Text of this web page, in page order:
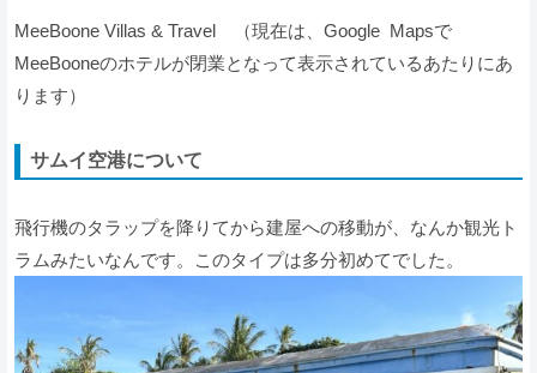
MeeBoone Villas & Travel （現在は、Google Mapsで
MeeBooneのホテルが閉業となって表示されているあたりにあ
ります）
サムイ空港について
飛行機のタラップを降りてから建屋への移動が、なんか観光ト
ラムみたいなんです。このタイプは多分初めてでした。